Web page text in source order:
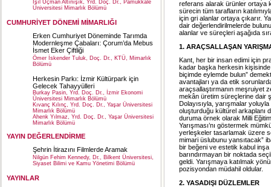
Işıl Uçman Altınışık, Yrd. Doç. Dr., Pamukkale
Üniversitesi Mimarlık Bölümü
CUMHURİYET DÖNEMİ MİMARLIĞI
Erken Cumhuriyet Döneminde Tarımda
Modernleşme Çabaları: Çorum’da Mebus
İsmet Eker Çiftliği
Ömer İskender Tuluk, Doç. Dr., KTÜ, Mimarlık
Bölümü
Herkesin Parkı: İzmir Kültürpark için
Gelecek Tahayyülleri
Burkay Pasin, Yrd. Doç. Dr., İzmir Ekonomi
Üniversitesi Mimarlık Bölümü
Kıvanç Kılınç, Yrd. Doç. Dr., Yaşar Üniversitesi
Mimarlık Bölümü
Ahenk Yılmaz, Yrd. Doç. Dr., Yaşar Üniversitesi
Mimarlık Bölümü
YAYIN DEĞERLENDİRME
Şehrin İtirazını Filmlerde Aramak
Nilgün Fehim Kennedy, Dr., Bilkent Üniversitesi,
Siyaset Bilimi ve Kamu Yönetimi Bölümü
YAYINLAR
referans alarak ürünler ortaya
sürecin tüm tarafların
için gri alanlar ortaya çıkarır.
dair değerlendirilmelerde
alanlar ve süreçleri aşağıda
1. ARAÇSALLAŞAN
Kant, her bir insan edimi için
kadar başka herkesin
biçimde eylemde bulun”
avantajları ya da etik
araçsallaştırmanın meşruiyet
mekân üretim süreçlerine dair
Dolayısıyla, yarışmalar
oluşturduğu kültürel arkaplanı
duruma örnek olarak Milli Eğitim
Yarışması’nı göstermek
yerleşkeler tasarlamak üzere
mimari üslubunu yansıtacak”
bir beğeni ve estetik kabul
barındırmayan bir noktada
geldi. Yarışmaya katılmak
pozisyondan müdahil oldular.
2. YASADIŞI DÜZLEMLER